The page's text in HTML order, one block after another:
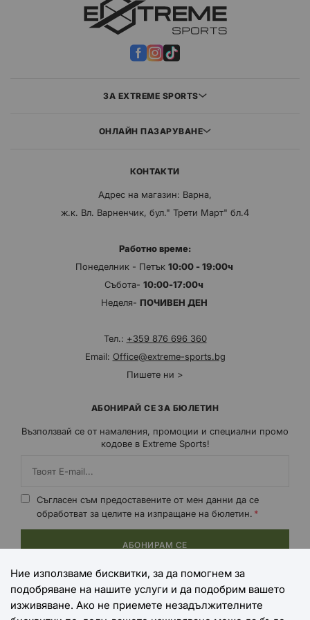
ЗА EXTREME SPORTS
ОНЛАЙН ПАЗАРУВАНЕ
КОНТАКТИ
Адрес на магазин: Варна,
ж.к. Вл. Варненчик, бул." Трети Март" бл.4
Работно време:
Понеделник - Петък 10:00 - 19:00ч
Събота- 10:00-17:00ч
Неделя- ПОЧИВЕН ДЕН
Тел.: +359 876 696 360
Email: Office@extreme-sports.bg
Пишете ни >
АБОНИРАЙ СЕ ЗА БЮЛЕТИН
Възползвай се от намаления, промоции и специални промо
кодове в Extreme Sports!
Съгласен съм предоставените от мен данни да се
обработват за целите на изпращане на бюлетин.
АБОНИРАМ СЕ
НАЧИНИ НА ПЛАЩАНЕ
Ние използваме бисквитки, за да помогнем за
подобряване на нашите услуги и да подобрим вашето
изживяване. Ако не приемете незадължителните